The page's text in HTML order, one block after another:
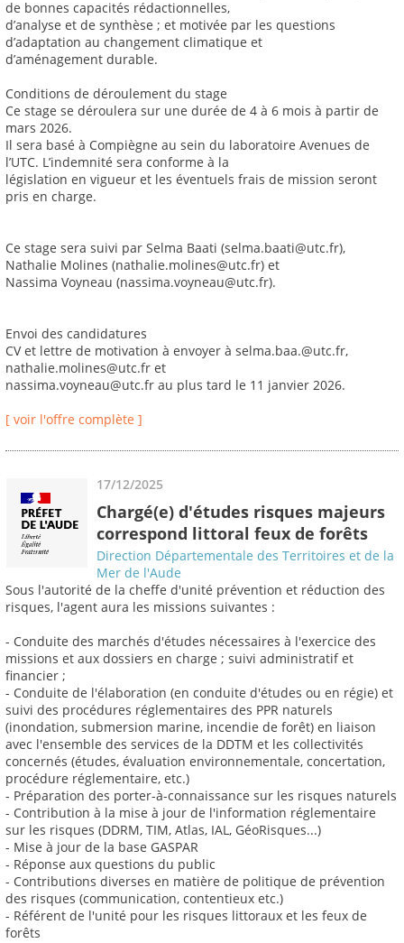
de bonnes capacités rédactionnelles,
d’analyse et de synthèse ; et motivée par les questions
d’adaptation au changement climatique et
d’aménagement durable.
Conditions de déroulement du stage
Ce stage se déroulera sur une durée de 4 à 6 mois à partir de
mars 2026.
Il sera basé à Compiègne au sein du laboratoire Avenues de
l’UTC. L’indemnité sera conforme à la
législation en vigueur et les éventuels frais de mission seront
pris en charge.
Ce stage sera suivi par Selma Baati (selma.baati@utc.fr),
Nathalie Molines (nathalie.molines@utc.fr) et
Nassima Voyneau (nassima.voyneau@utc.fr).
Envoi des candidatures
CV et lettre de motivation à envoyer à selma.baa.@utc.fr,
nathalie.molines@utc.fr et
nassima.voyneau@utc.fr au plus tard le 11 janvier 2026.
[ voir l'offre complète ]
17/12/2025
Chargé(e) d'études risques majeurs
correspond littoral feux de forêts
Direction Départementale des Territoires et de la
Mer de l'Aude
Sous l'autorité de la cheffe d'unité prévention et réduction des
risques, l'agent aura les missions suivantes :
- Conduite des marchés d'études nécessaires à l'exercice des
missions et aux dossiers en charge ; suivi administratif et
financier ;
- Conduite de l'élaboration (en conduite d'études ou en régie) et
suivi des procédures réglementaires des PPR naturels
(inondation, submersion marine, incendie de forêt) en liaison
avec l'ensemble des services de la DDTM et les collectivités
concernés (études, évaluation environnementale, concertation,
procédure réglementaire, etc.)
- Préparation des porter-à-connaissance sur les risques naturels
- Contribution à la mise à jour de l'information réglementaire
sur les risques (DDRM, TIM, Atlas, IAL, GéoRisques...)
- Mise à jour de la base GASPAR
- Réponse aux questions du public
- Contributions diverses en matière de politique de prévention
des risques (communication, contentieux etc.)
- Référent de l'unité pour les risques littoraux et les feux de
forêts